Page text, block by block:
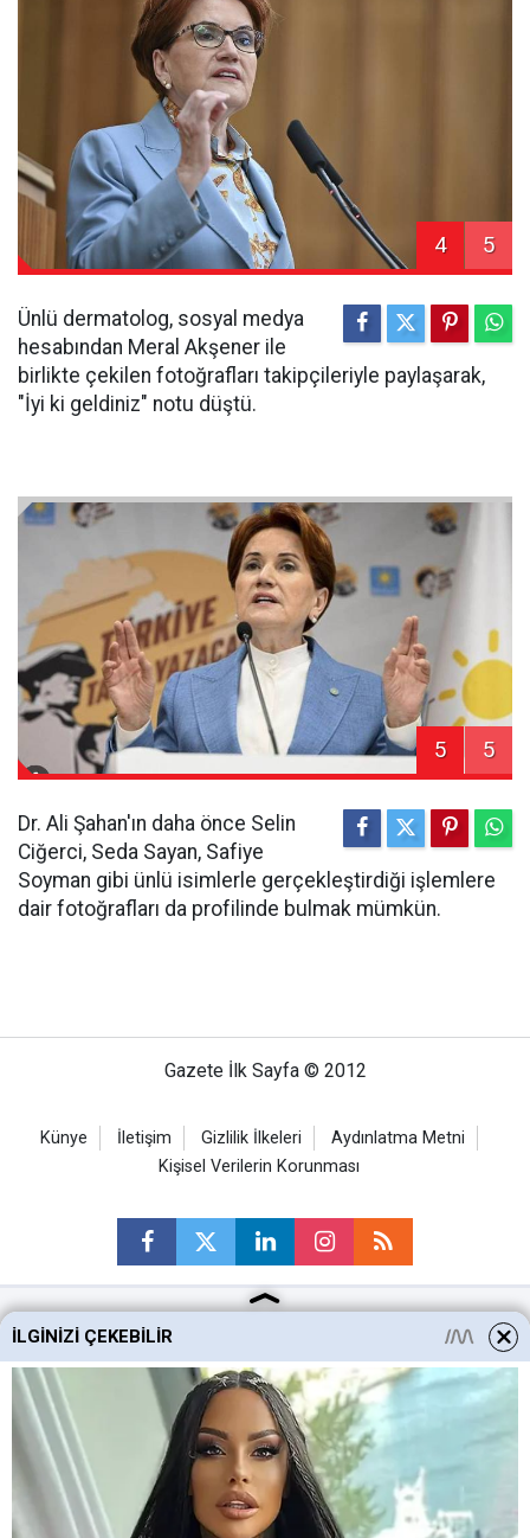
4 5
Ünlü dermatolog, sosyal medya
hesabından Meral Akşener ile
birlikte çekilen fotoğrafları takipçileriyle paylaşarak,
"İyi ki geldiniz" notu düştü.
5 5
Dr. Ali Şahan'ın daha önce Selin
Ciğerci, Seda Sayan, Safiye
Soyman gibi ünlü isimlerle gerçekleştirdiği işlemlere
dair fotoğrafları da profilinde bulmak mümkün.
Gazete İlk Sayfa © 2012
Künye İletişim Gizlilik İlkeleri
Aydınlatma Metni
Kişisel Verilerin Korunması
Ankara Haberleri
Keçiören Haberleri
Altındağ Haberleri
Sincan Haberleri
Mamak Haberleri
İLGINIZI ÇEKEBILIR